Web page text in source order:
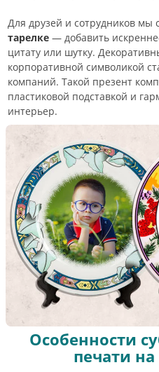
Для друзей и сотрудников мы
тарелке — добавить
цитату или шутку.
корпоративной символикой
компаний. Такой презент
пластиковой подставкой и
интерьер.
Особенности
печати